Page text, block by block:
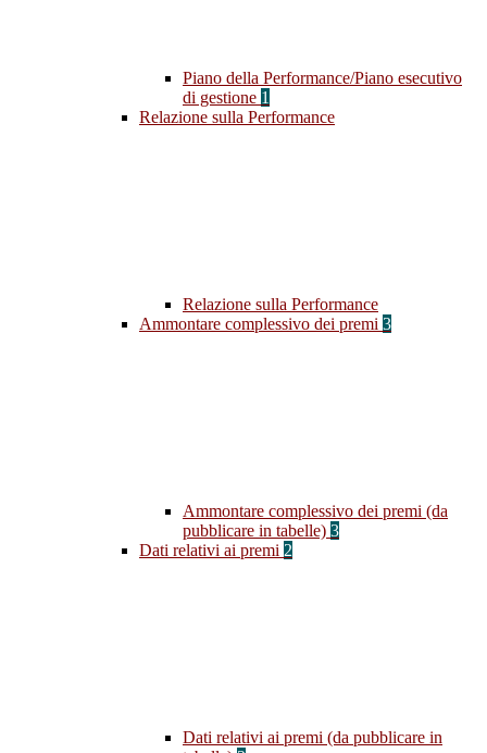
Piano della Performance/Piano esecutivo
di gestione 1
Relazione sulla Performance
Relazione sulla Performance
Ammontare complessivo dei premi 3
Ammontare complessivo dei premi (da
pubblicare in tabelle) 3
Dati relativi ai premi 2
Dati relativi ai premi (da pubblicare in